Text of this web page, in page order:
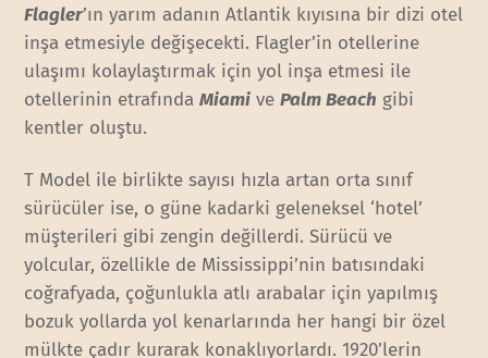
Flagler’ın yarım adanın Atlantik kıyısına bir dizi otel
inşa etmesiyle değişecekti. Flagler’in otellerine
ulaşımı kolaylaştırmak için yol inşa etmesi ile
otellerinin etrafındaMiami vePalm Beach gibi
kentler oluştu.
T Model ile birlikte sayısı hızla artan orta sınıf
sürücüler ise, o güne kadarki geleneksel ‘hotel’
müşterileri gibi zengin değillerdi. Sürücü ve
yolcular, özellikle de Mississippi’nin batısındaki
coğrafyada, çoğunlukla atlı arabalar için yapılmış
bozuk yollarda yol kenarlarında her hangi bir özel
mülkte çadır kurarak konaklıyorlardı. 1920’lerin